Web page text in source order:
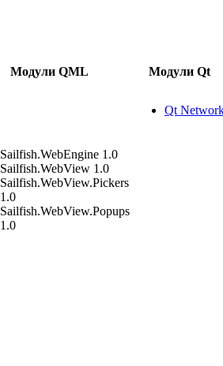
Модули QML
Модули Qt
Qt
Sailfish.WebEngine 1.0
Sailfish.WebView 1.0
Sailfish.WebView.Pickers
1.0
Sailfish.WebView.Popups
1.0